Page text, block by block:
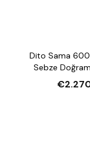
Dito Sama
Sebze